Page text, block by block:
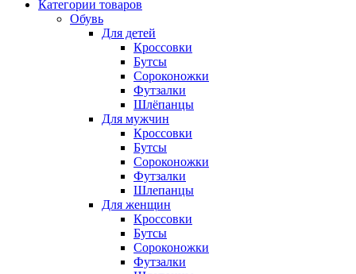
Категории товаров
Обувь
Для детей
Кроссовки
Бутсы
Сороконожки
Футзалки
Шлёпанцы
Для мужчин
Кроссовки
Бутсы
Сороконожки
Футзалки
Шлепанцы
Для женщин
Кроссовки
Бутсы
Сороконожки
Футзалки